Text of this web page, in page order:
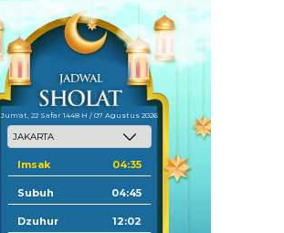
Jum'at, 22 Safar 1448 H / 07 Agustus 2026
Imsak 04:35
Subuh 04:45
Dzuhur 12:02